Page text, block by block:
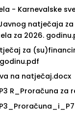
- Karnevalske
natječaja
za 2026.
za
na natječaj.docx
P3 R_Proračuna za